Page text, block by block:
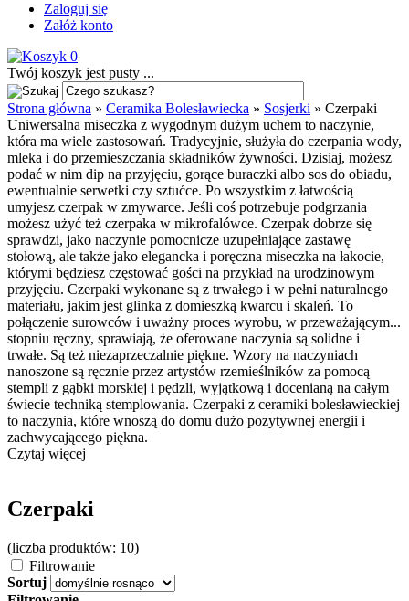
Zaloguj się
Załóż konto
0
Twój koszyk jest pusty ...
Strona główna » Ceramika Bolesławiecka » Sosjerki » Czerpaki
Uniwersalna miseczka z wygodnym dużym uchem to naczynie,
która ma wiele zastosowań. Tradycyjnie, służyła do czerpania wody,
mleka i do przemieszczania składników żywności. Dzisiaj, możesz
podać w nim dip na przyjęciu, gorące buraczki albo sos do obiadu,
ewentualnie serwetki czy sztućce. Po wszystkim z łatwością
umyjesz czerpak w zmywarce. Jeśli coś potrzebuje podgrzania
możesz użyć też czerpaka w mikrofalówce. Czerpak dobrze się
sprawdzi, jako naczynie pomocnicze uzupełniające zastawę
stołową, ale także jako elegancka i poręczna miseczka na łakocie,
którymi będziesz częstować gości na przykład na urodzinowym
przyjęciu. Czerpaki wykonane są z trwałego i w pełni naturalnego
materiału, jakim jest glinka z domieszką kwarcu i skaleń. To
połączenie surowców i uważny proces wyrobu, w przeważającym...
stopniu ręczny, sprawiają, że oferowane naczynia są solidne i
trwałe. Są też niezaprzeczalnie piękne. Wzory na naczyniach
nanoszone są ręcznie przez artystów rzemieślników za pomocą
stempli z gąbki morskiej i pędzli, wyjątkową i docenianą na całym
świecie techniką stemplowania. Czerpaki z ceramiki bolesławieckiej
to naczynia, które wnoszą do domu dużo pozytywnej energii i
zachwycającego piękna.
Czytaj więcej
Czerpaki
(liczba produktów: 10)
Filtrowanie
Sortuj